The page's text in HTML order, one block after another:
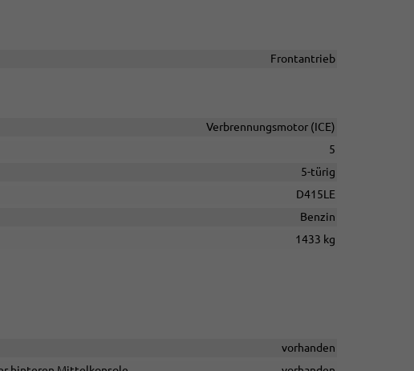
Frontantrieb
Verbrennungsmotor (ICE)
5
5-türig
D415LE
Benzin
1433 kg
vorhanden